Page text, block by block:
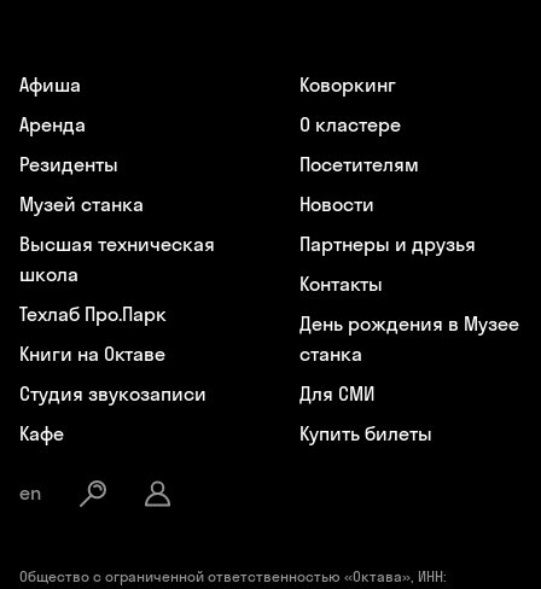
Афиша
Аренда
Резиденты
Музей станка
Высшая техническая
школа
Техлаб Про.Парк
Книги на Октаве
Студия звукозаписи
Кафе
Коворкинг
О кластере
Посетителям
Новости
Партнеры и друзья
Контакты
День рождения в Музее
станка
Для СМИ
Купить билеты
en
Общество с ограниченной ответственностью «Октава», ИНН: